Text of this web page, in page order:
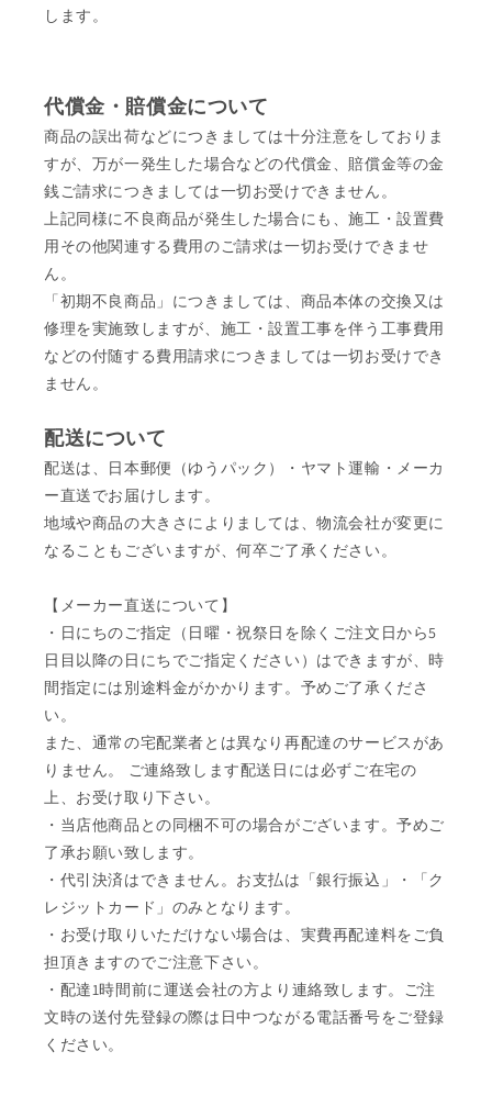
します。
代償金・賠償金について
商品の誤出荷などにつきましては十分注意をしておりま
すが、万が一発生した場合などの代償金、賠償金等の金
銭ご請求につきましては一切お受けできません。
上記同様に不良商品が発生した場合にも、施工・設置費
用その他関連する費用のご請求は一切お受けできませ
ん。
「初期不良商品」につきましては、商品本体の交換又は
修理を実施致しますが、施工・設置工事を伴う工事費用
などの付随する費用請求につきましては一切お受けでき
ません。
配送について
配送は、日本郵便（ゆうパック）・ヤマト運輸・メーカ
ー直送でお届けします。
地域や商品の大きさによりましては、物流会社が変更に
なることもございますが、何卒ご了承ください。
【メーカー直送について】
・日にちのご指定（日曜・祝祭日を除くご注文日から5
日目以降の日にちでご指定ください）はできますが、時
間指定には別途料金がかかります。予めご了承くださ
い。
また、通常の宅配業者とは異なり再配達のサービスがあ
りません。 ご連絡致します配送日には必ずご在宅の
上、お受け取り下さい。
・当店他商品との同梱不可の場合がございます。予めご
了承お願い致します。
・代引決済はできません。お支払は「銀行振込」・「ク
レジットカード」のみとなります。
・お受け取りいただけない場合は、実費再配達料をご負
担頂きますのでご注意下さい。
・配達1時間前に運送会社の方より連絡致します。ご注
文時の送付先登録の際は日中つながる電話番号をご登録
ください。